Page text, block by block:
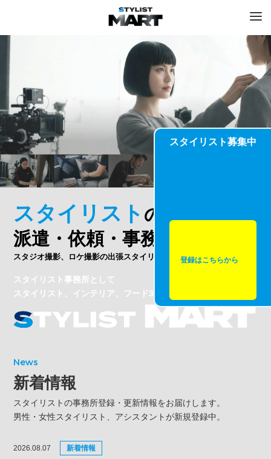
スタイリスト の
派遣・依頼・事務所
スタジオ撮影、ロケ撮影の出張スタイリストもOK
スタイリスト事務所として
スタイリスト、インテリア、フード30名以上登録！
スタイリスト募集中
登録はこちらから
News
新着情報
スタイリストの事務所登録・更新情報をお届けします。
男性・女性スタイリスト、アシスタントが新規登録中。
2026.08.07
新着情報